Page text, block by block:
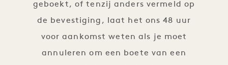
geboekt, of tenzij anders vermeld op
de bevestiging, laat het ons 48 uur
voor aankomst weten als je moet
annuleren om een boete van een